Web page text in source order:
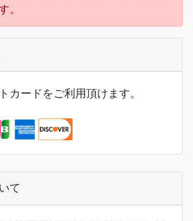
。
カードをご利用頂けます。
て